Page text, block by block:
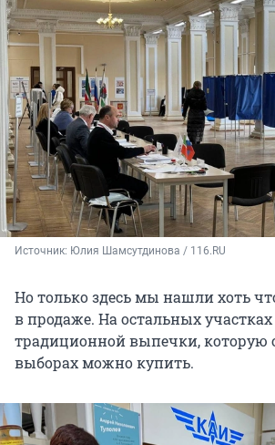
Источник: Юлия Шамсутдинова / 116.RU
Но только здесь мы нашли хоть
в продаже. На остальных
традиционной выпечки, которую
выборах можно купить.